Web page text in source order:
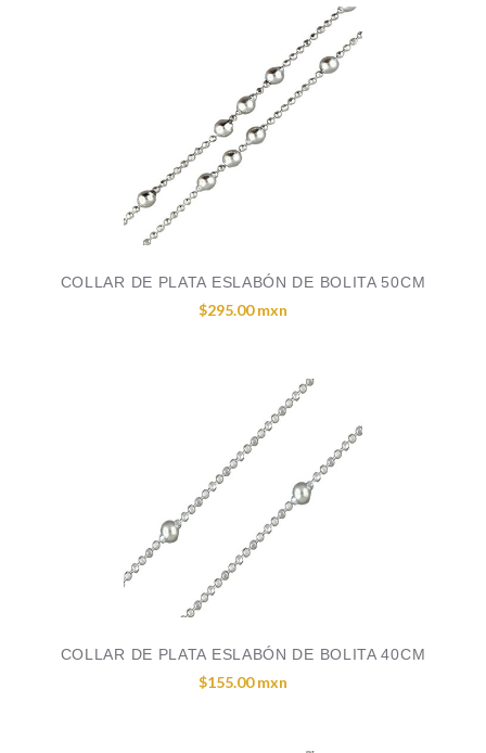
COLLAR DE PLATA ESLABÓN DE BOLITA 50CM
$295.00 mxn
COLLAR DE PLATA ESLABÓN DE BOLITA 40CM
$155.00 mxn